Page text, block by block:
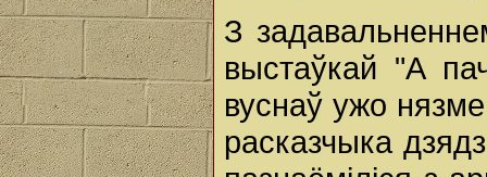
З
выстаўкай "А
вуснаў ужо
расказчыка